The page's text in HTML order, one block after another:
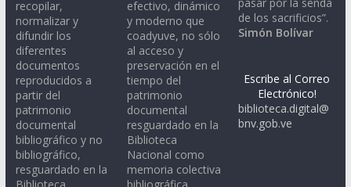
recopilar,
normalizar y
difundir los
diferentes
documentos
reproducidos a
partir del
patrimonio
documental
bibliográfico y no
bibliográfico,
resguardado en la
efectivo, dinámico
y moderno que
coadyuve, no sólo
al acceso y
preservación en el
tiempo del
patrimonio
documental
resguardado en la
Biblioteca
Nacional como
memoria colectiva
pasar por la senda
de los sacrificios”.
Simón Bolívar
Escribe al Correo
Electrónico!
biblioteca.digital@
bnv.gob.ve